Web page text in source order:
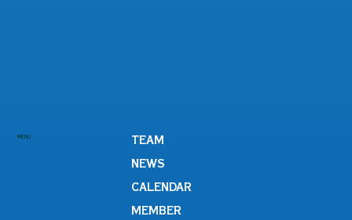
MENU
TEAM
NEWS
CALENDAR
MEMBER